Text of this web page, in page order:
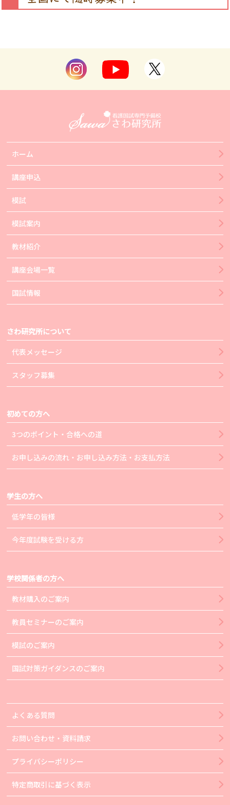
ホーム
講座申込
模試
模試案内
教材紹介
講座会場一覧
国試情報
さわ研究所について
代表メッセージ
スタッフ募集
初めての方へ
3つのポイント・合格への道
お申し込みの流れ・お申し込み方法・お支払方法
学生の方へ
低学年の皆様
今年度試験を受ける方
学校関係者の方へ
教材購入のご案内
教員セミナーのご案内
模試のご案内
国試対策ガイダンスのご案内
よくある質問
お問い合わせ・資料請求
プライバシーポリシー
特定商取引に基づく表示